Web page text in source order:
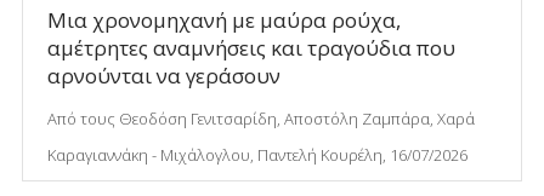
Μια χρονομηχανή με μαύρα ρούχα,
αμέτρητες αναμνήσεις και τραγούδια που
αρνούνται να γεράσουν
Από τους Θεοδόση Γενιτσαρίδη, Αποστόλη Ζαμπάρα, Χαρά
Καραγιαννάκη - Μιχάλογλου, Παντελή Κουρέλη, 16/07/2026